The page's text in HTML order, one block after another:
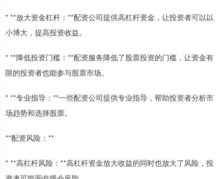
* **放大资金杠杆：**配资公司提供高杠杆资金，让投资者可以以
小博大，提高投资收益。
* **降低投资门槛：**配资服务降低了股票投资的门槛，让资金有
限的投资者也能参与股票市场。
* **专业指导：**一些配资公司提供专业指导，帮助投资者分析市
场趋势和选择股票。
**配资风险：**
* **高杠杆风险：**高杠杆资金放大收益的同时也放大了风险，投